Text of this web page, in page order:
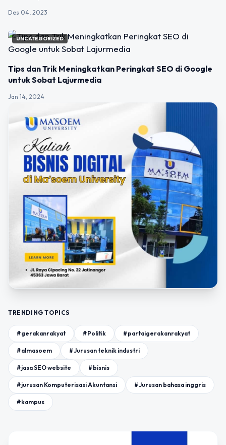
Des 04, 2023
UNCATEGORIZED
Tips dan Trik Meningkatkan Peringkat SEO di Google
untuk Sobat Lajurmedia
Jan 14, 2024
TRENDING TOPICS
#gerakanrakyat #Politik #partaigerakanrakyat
#almasoem #Jurusan teknik industri
#jasa SEO website #bisnis
#jurusan Komputerisasi Akuntansi #Jurusan bahasa inggris
#kampus